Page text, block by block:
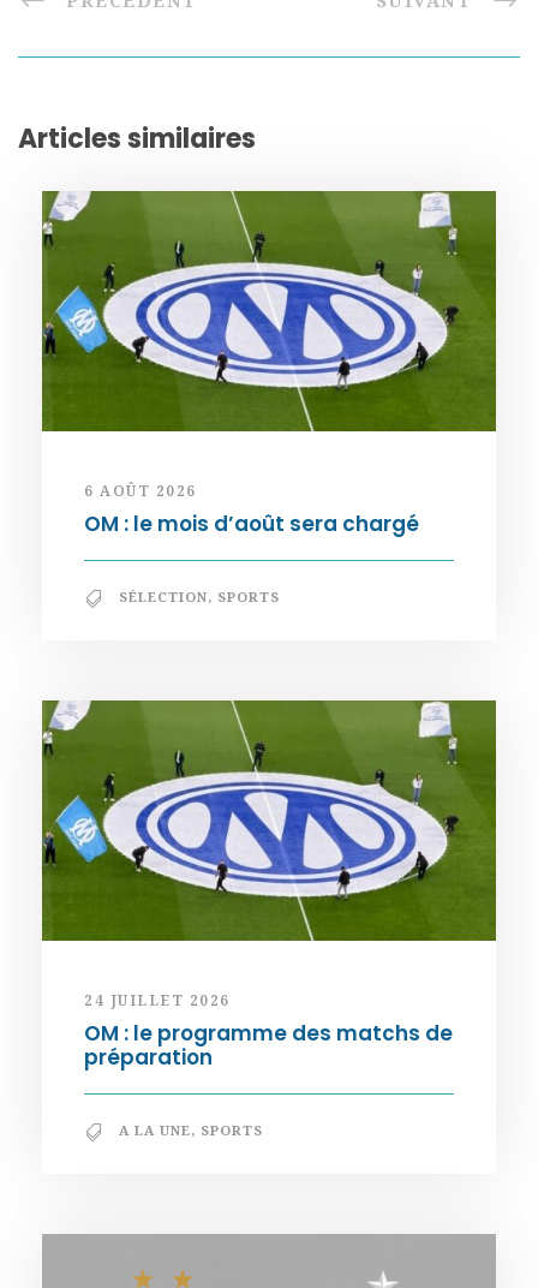
Articles similaires
6 AOÛT 2026
OM : le mois d’août sera chargé
SÉLECTION, SPORTS
24 JUILLET 2026
OM : le programme des matchs de
préparation
A LA UNE, SPORTS